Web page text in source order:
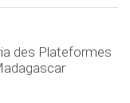
des Plateformes